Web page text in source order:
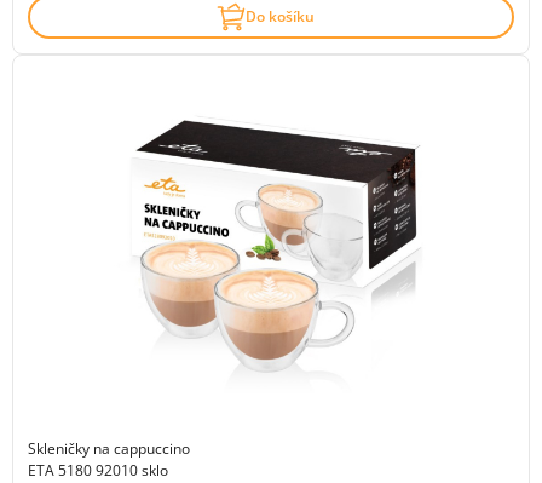
Do košíku
Skleničky na cappuccino
ETA 5180 92010 sklo